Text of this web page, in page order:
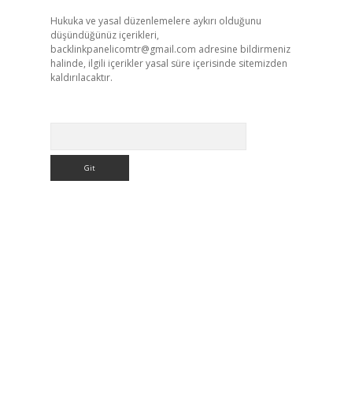
Hukuka ve yasal düzenlemelere aykırı olduğunu
düşündüğünüz içerikleri,
backlinkpanelicomtr@gmail.com adresine bildirmeniz
halinde, ilgili içerikler yasal süre içerisinde sitemizden
kaldırılacaktır.